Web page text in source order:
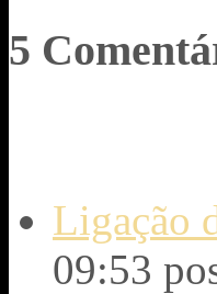
5
Ligação
09:53